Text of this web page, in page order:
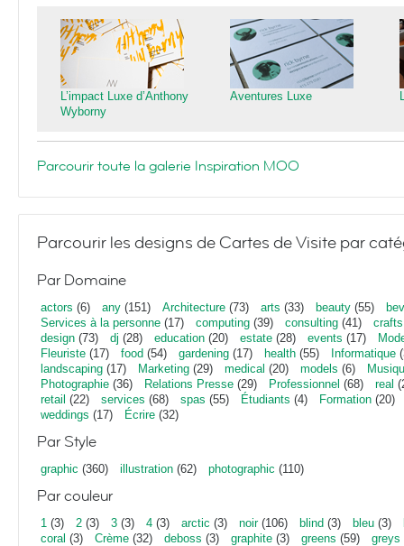
L’impact Luxe d’Anthony
Wyborny
Aventures Luxe
Parcourir toute la galerie Inspiration MOO
Parcourir les designs de Cartes de Visite par
Par Domaine
actors (6) any (151) Architecture (73) arts (33) beauty (55)
Services à la personne (17) computing (39) consulting (41) crafts
design (73) dj (28) education (20) estate (28) events (17)
Fleuriste (17) food (54) gardening (17) health (55) Informatique
landscaping (17) Marketing (29) medical (20) models (6)
Photographie (36) Relations Presse (29) Professionnel (68) real
retail (22) services (68) spas (55) Étudiants (4) Formation (20)
weddings (17) Écrire (32)
Par Style
graphic (360) illustration (62) photographic (110)
Par couleur
1 (3) 2 (3) 3 (3) 4 (3) arctic (3) noir(106) blind (3) bleu (3)
coral (3) Crème (32) deboss (3) graphite (3) greens (59) greys